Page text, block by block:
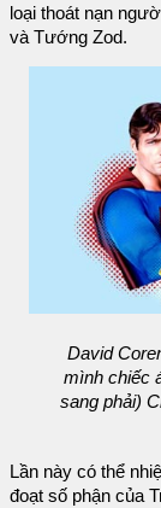
loại thoát nạn
và Tướng Zod.
David
mình chiếc
sang phải)
Lần này có thể
đoạt số phận của